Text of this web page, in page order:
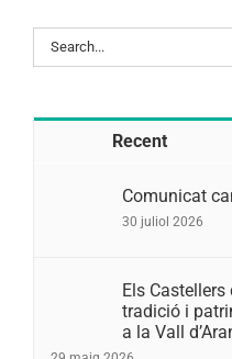
Search
for:
Recent
Comunicat
30 juliol 2026
Els
tradició i
a la Vall